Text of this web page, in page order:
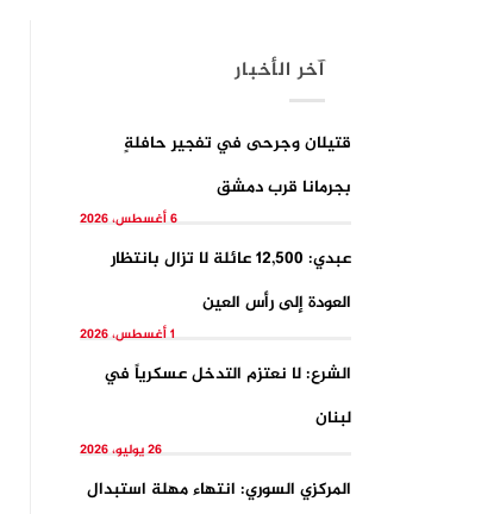
آخر الأخبار
قتيلان وجرحى في تفجيرِ حافلةٍ
بجرمانا قرب دمشق
6 أغسطس، 2026
عبدي: 12,500 عائلة لا تزال بانتظار
العودة إلى رأس العين
1 أغسطس، 2026
الشرع: لا نعتزم التدخل عسكرياً في
لبنان
26 يوليو، 2026
المركزي السوري: انتهاء مهلة استبدال